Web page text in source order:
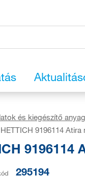
és kiegészítő
HETTICH 9196114
9196114
295194